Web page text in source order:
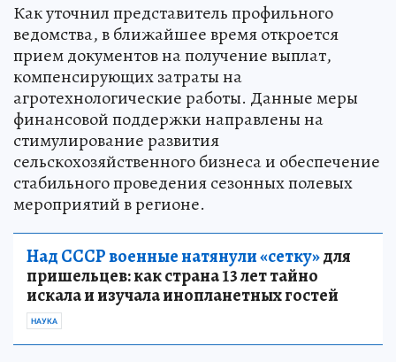
Как уточнил представитель профильного
ведомства, в ближайшее время откроется
прием документов на получение выплат,
компенсирующих затраты на
агротехнологические работы. Данные меры
финансовой поддержки направлены на
стимулирование развития
сельскохозяйственного бизнеса и обеспечение
стабильного проведения сезонных полевых
мероприятий в регионе.
Над СССР военные натянули «сетку»для
пришельцев: как страна 13 лет тайно
искала и изучала инопланетных гостей
НАУКА